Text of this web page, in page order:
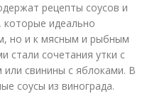
рецепты соусов и
идеально
но и к мясным и рыбным
стали сочетания утки с
свинины с яблоками. В
соусы из винограда.